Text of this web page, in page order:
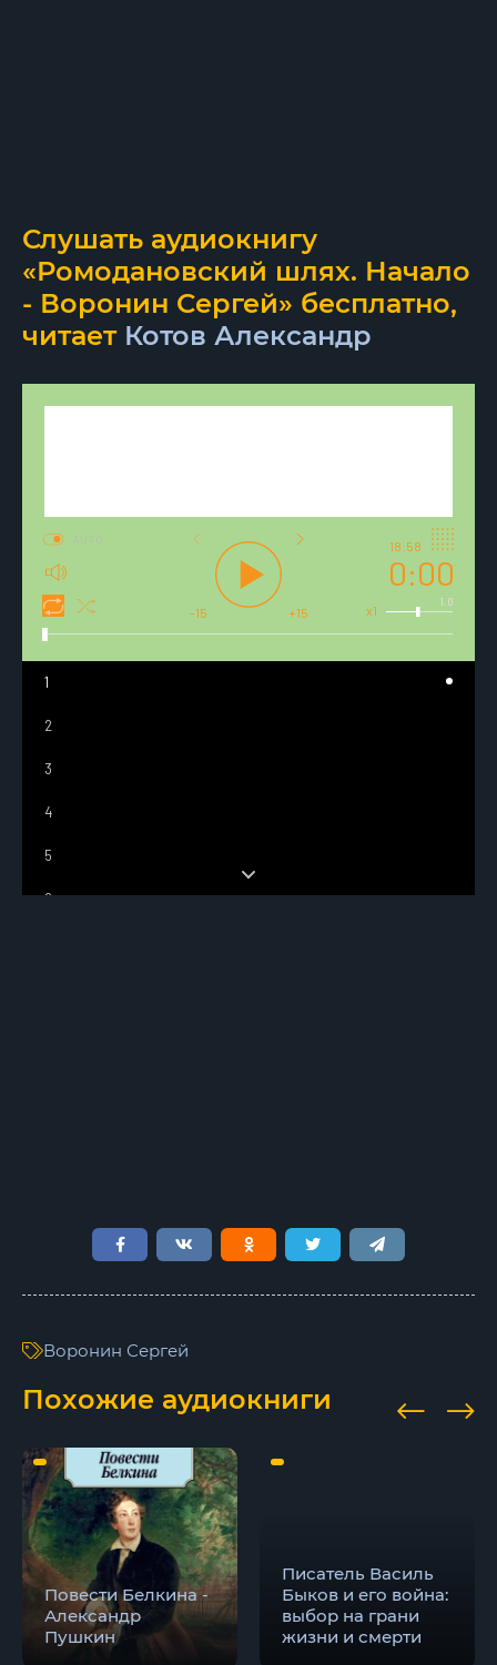
Слушать аудиокнигу
«Ромодановский шлях. Начало
- Воронин Сергей» бесплатно,
читает Котов Александр
0:00
18:58
1.0
x1
-15 +15
AUTO
1
2
3
4
5
6
19
20
21
22
23
Воронин Сергей
Похожие аудиокниги
Повести Белкина -
Александр
Пушкин
Писатель Василь
Быков и его война:
выбор на грани
жизни и смерти